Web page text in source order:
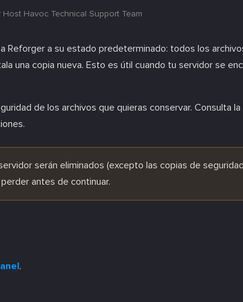
Host Havoc Technical Support Team
Reforger a su estado predeterminado: todos los
una copia nueva. Esto es útil cuando tu servidor se
de los archivos que quieras conservar. Consulta la
serán eliminados (excepto las copias de
antes de continuar.
.